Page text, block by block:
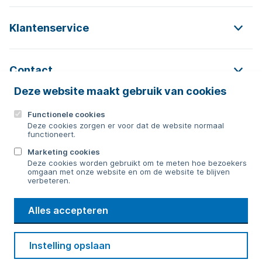
Deze website maakt gebruik van cookies
Functionele cookies
Deze cookies zorgen er voor dat de website normaal
functioneert.
Marketing cookies
Deze cookies worden gebruikt om te meten hoe bezoekers
omgaan met onze website en om de website te blijven
verbeteren.
Alles accepteren
Instelling opslaan
Klantenservice
Contact
Contact
Bericht sturen
WMD
Drinkwater
Cookie voorkeuren
Privacy Disclaimer